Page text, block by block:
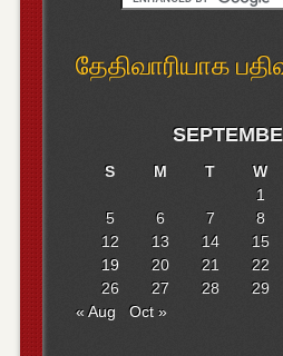
தேதிவாரியாக
S M T W
1
5
6 7 8
12
13 14 15
19
20 21 22
26
27 28 29
« Aug
Oct »